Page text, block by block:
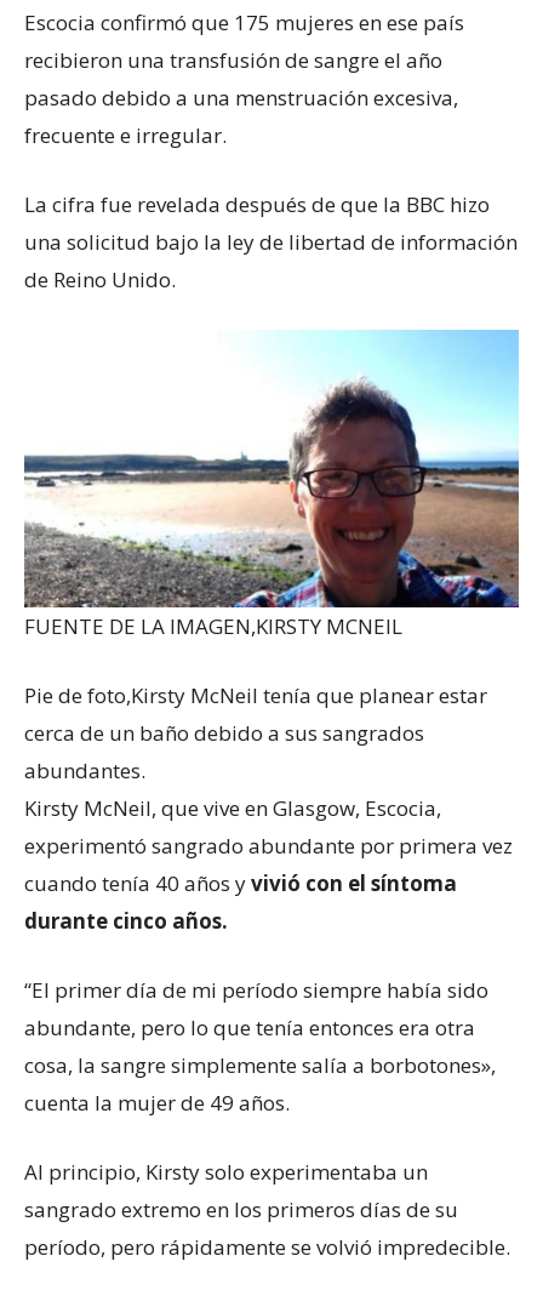
Escocia confirmó que 175 mujeres en ese país
recibieron una transfusión de sangre el año
pasado debido a una menstruación excesiva,
frecuente e irregular.
La cifra fue revelada después de que la BBC hizo
una solicitud bajo la ley de libertad de información
de Reino Unido.
FUENTE DE LA IMAGEN,KIRSTY MCNEIL
Pie de foto,Kirsty McNeil tenía que planear estar
cerca de un baño debido a sus sangrados
abundantes.
Kirsty McNeil, que vive en Glasgow, Escocia,
experimentó sangrado abundante por primera vez
cuando tenía 40 años yvivió con el síntoma
durante cinco años.
“El primer día de mi período siempre había sido
abundante, pero lo que tenía entonces era otra
cosa, la sangre simplemente salía a borbotones»,
cuenta la mujer de 49 años.
Al principio, Kirsty solo experimentaba un
sangrado extremo en los primeros días de su
período, pero rápidamente se volvió impredecible.